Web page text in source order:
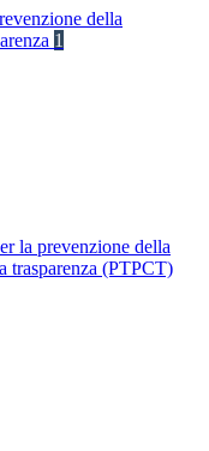
della
1
la prevenzione della
trasparenza (PTPCT)